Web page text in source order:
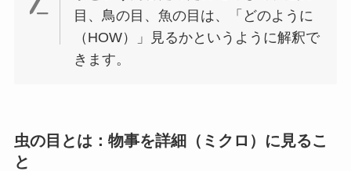
目、鳥の目、魚の目は、「どのように
（HOW）」見るかというように解釈で
きます。
虫の目とは：物事を詳細（ミクロ）に見るこ
と